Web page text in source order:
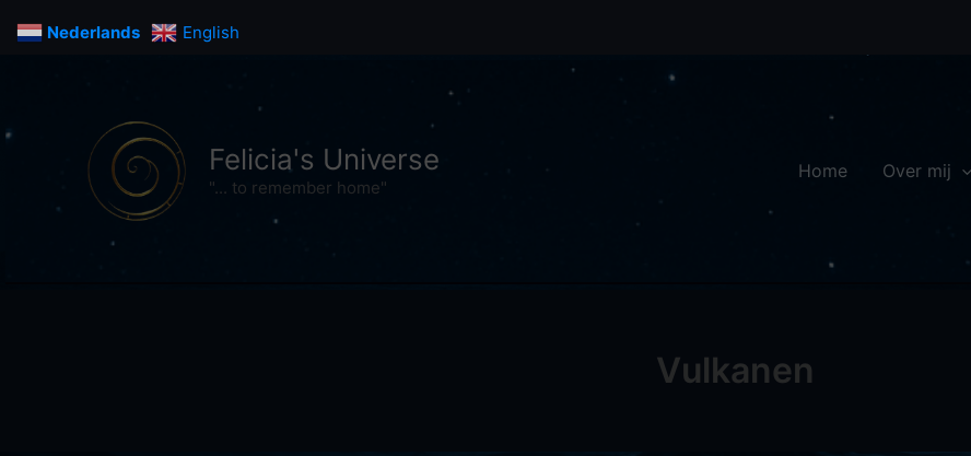
naar
Felicia's Universe
"... to remember home"
Home Over mij
Vulkanen
Nederlands English